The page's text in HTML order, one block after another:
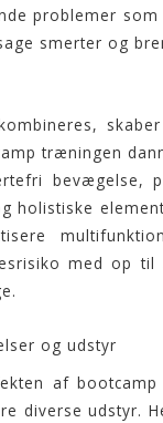
problemer
smerter og
træningen
bevægelse,
holistiske
med op til
og udstyr
af
diverse udstyr.